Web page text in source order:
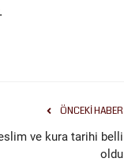
ÖNCEKI HABER
ve kura tarihi belli
oldu